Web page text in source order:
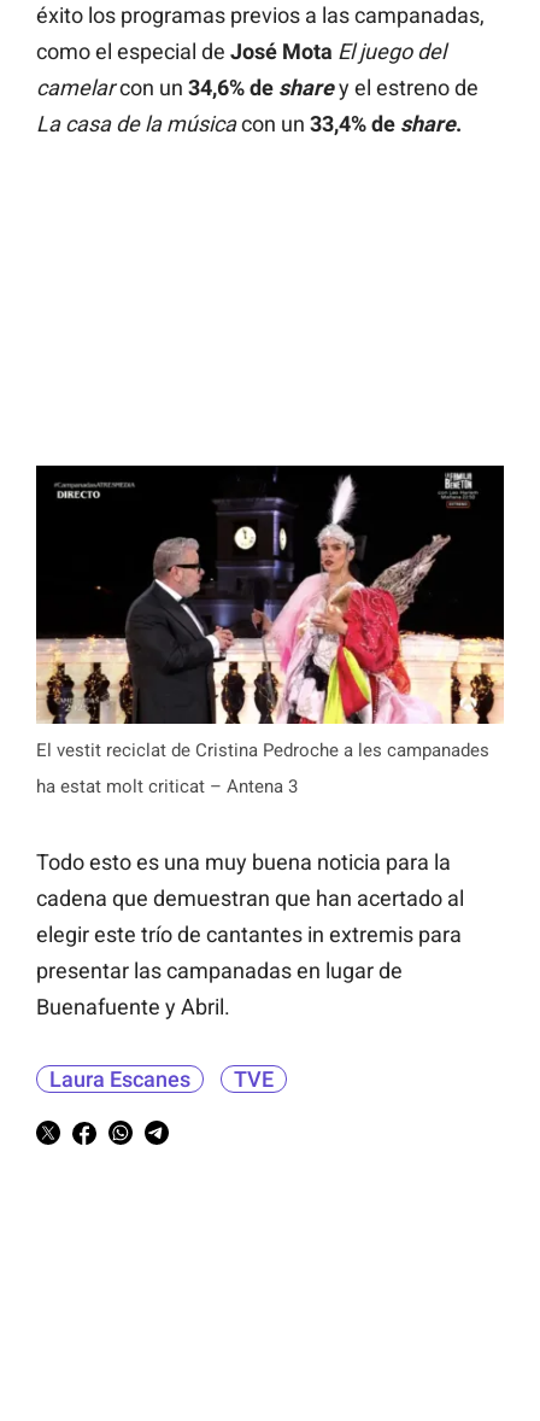
éxito los programas previos a las campanadas,
como el especial de José Mota El juego del
camelarcon un 34,6% de sharey el estreno de
La casa de la músicacon un 33,4% de share.
El vestit reciclat de Cristina Pedroche a les campanades
ha estat molt criticat – Antena 3
Todo esto es una muy buena noticia para la
cadena que demuestran que han acertado al
elegir este trío de cantantes in extremis para
presentar las campanadas en lugar de
Buenafuente y Abril.
Laura Escanes TVE